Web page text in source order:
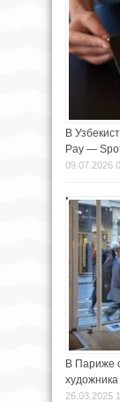
В
Pay —
09.07.2026
В Париже
26.03.2025